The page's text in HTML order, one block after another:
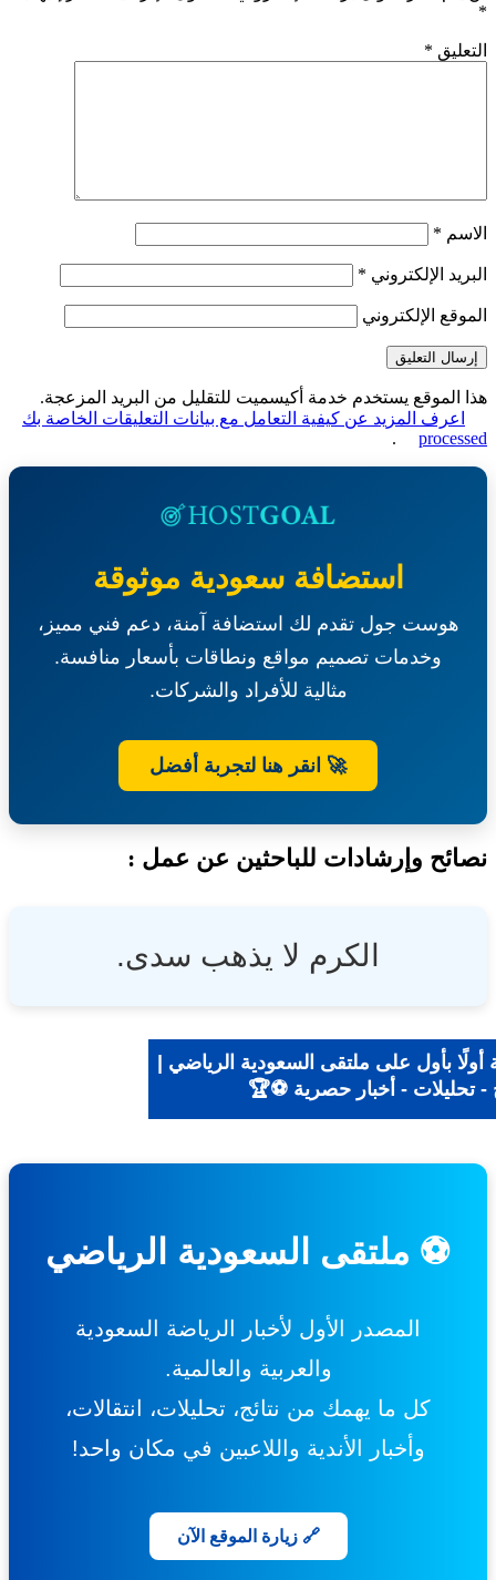
*
*
الإلكتروني *
الإلكتروني
يستخدم خدمة أكيسميت للتقليل من البريد المزعجة.
المزيد عن كيفية التعامل مع بيانات التعليقات الخاصة بك
.
استضافة سعودية موثوقة
هوست جول تقدم لك استضافة آمنة، دعم فني مميز،
وخدمات تصميم مواقع ونطاقات بأسعار منافسة.
مثالية للأفراد والشركات.
🚀 انقر هنا لتجربة أفضل
وإرشادات للباحثين عن عمل :
الكرم لا يذهب سدى.
بأول على ملتقى السعودية الرياضي |
تحليلات - أخبار حصرية ⚽🏆
⚽ ملتقى السعودية الرياضي
المصدر الأول لأخبار الرياضة السعودية
والعربية والعالمية.
كل ما يهمك من نتائج، تحليلات، انتقالات،
وأخبار الأندية واللاعبين في مكان واحد!
🔗 زيارة الموقع الآن